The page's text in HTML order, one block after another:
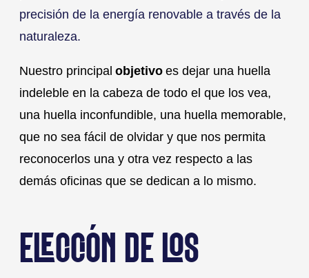
precisión de la energía renovable a través de la
naturaleza.
Nuestro principal objetivoes dejar una huella
indeleble en la cabeza de todo el que los vea,
una huella inconfundible, una huella memorable,
que no sea fácil de olvidar y que nos permita
reconocerlos una y otra vez respecto a las
demás oficinas que se dedican a lo mismo.
ELECCIÓN DE LOS